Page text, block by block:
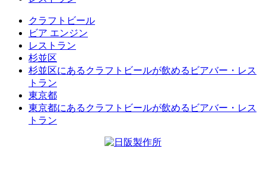
クラフトビール
ビア エンジン
レストラン
杉並区
杉並区にあるクラフトビールが飲めるビアバー・レス
トラン
東京都
東京都にあるクラフトビールが飲めるビアバー・レス
トラン